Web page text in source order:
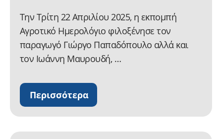
Την Τρίτη 22 Απριλίου 2025, η εκπομπή
Αγροτικό Ημερολόγιο φιλοξένησε τον
παραγωγό Γιώργο Παπαδόπουλο αλλά και
τον Ιωάννη Μαυρουδή, …
Περισσότερα